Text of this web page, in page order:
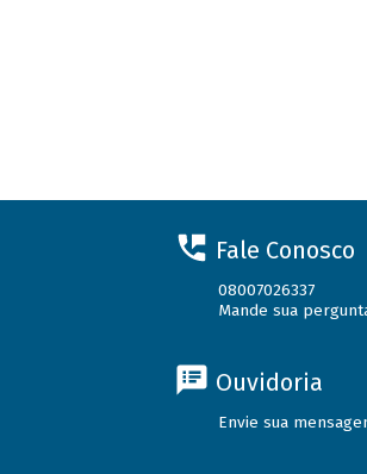
Fale Conosco
08007026337
Mande sua
Ouvidoria
Envie sua